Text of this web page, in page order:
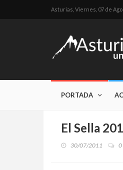
Asturias, Viernes, 07 de
PORTADA
El Sella
30/07/2011 0